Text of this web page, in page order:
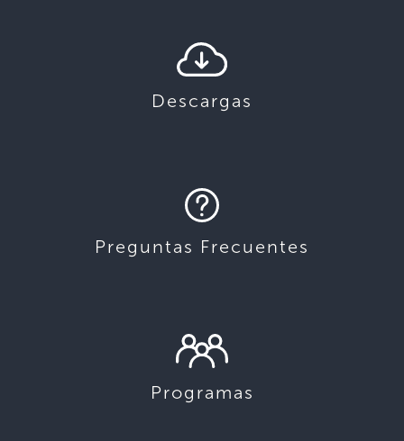
Descargas
Preguntas Frecuentes
Programas